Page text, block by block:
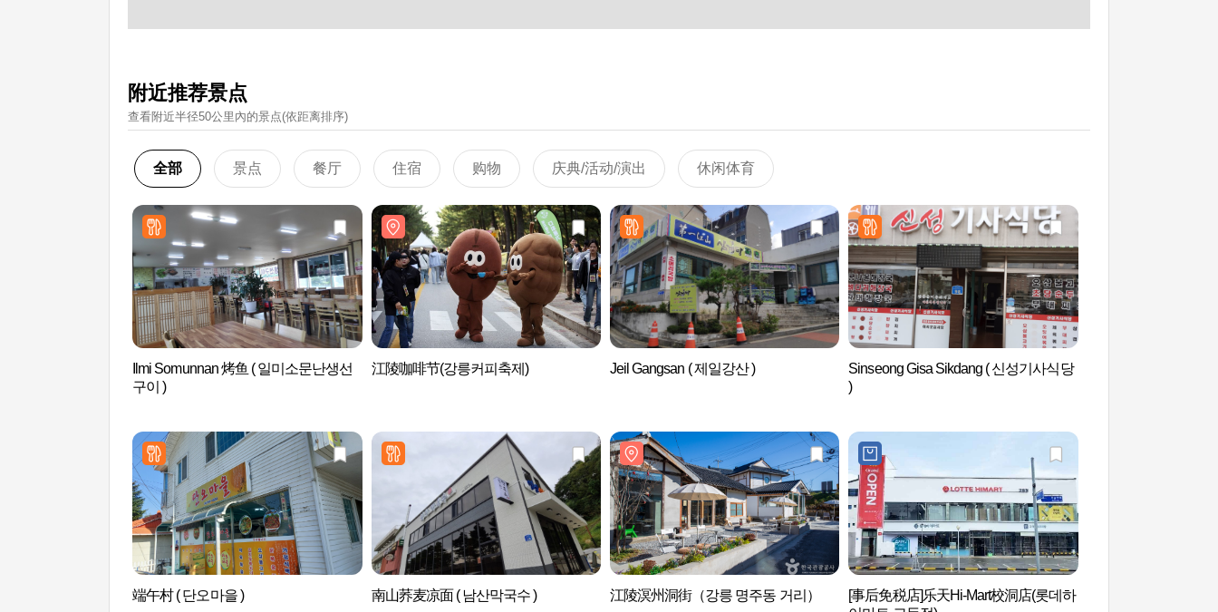
附近推荐景点
查看附近半径50公里內的景点(依距离排序)
全部 景点 餐厅 住宿 购物 庆典/活动/演出 休闲体育
Ilmi Somunnan 烤鱼 ( 일미소문난생선
구이 )
江陵咖啡节(강릉커피축제) Jeil Gangsan ( 제일강산 )
Sinseong Gisa Sikdang ( 신성기사식당
)
端午村 ( 단오마을 ) 南山荞麦凉面 ( 남산막국수 ) 江陵溟州洞街（강릉 명주동 거리）
[事后免税店]乐天Hi-Mart校洞店(롯데하